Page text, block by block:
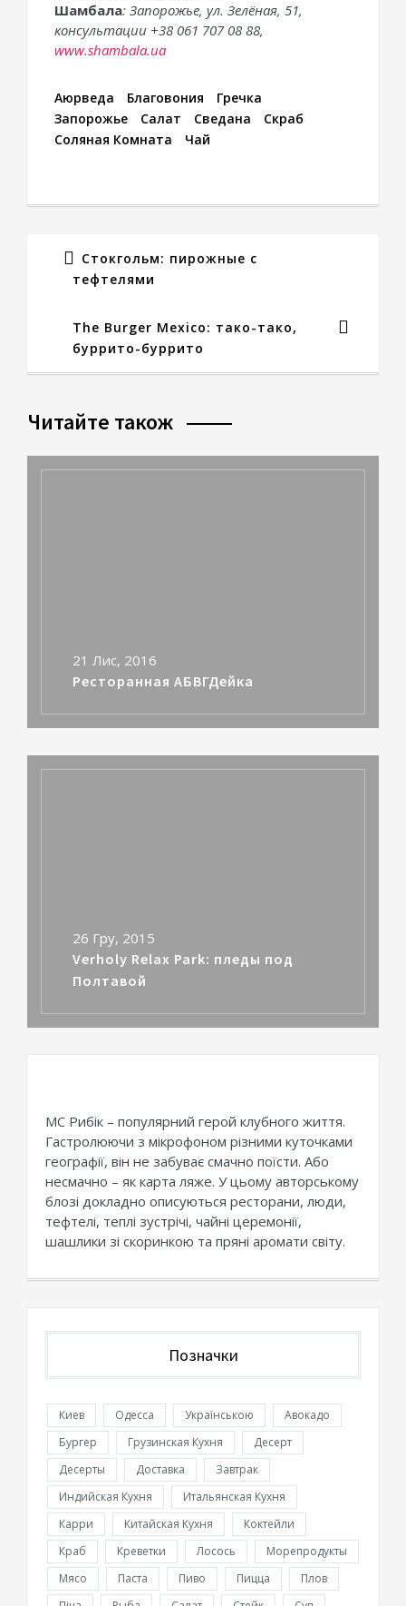
Шамбала: Запорожье, ул. Зелёная, 51,
консультации +38 061 707 08 88,
www.shambala.ua
Аюрведа Благовония
Гречка
Запорожье
Салат Сведана
Скраб
Соляная Комната
Чай
Стокгольм: пирожные с
тефтелями
The Burger Mexico: тако-тако,
буррито-буррито
Читайте також
21 Лис, 2016
Ресторанная АБВГДейка
26 Гру, 2015
Verholy Relax Park: пледы под
Полтавой
МС Рибік – популярний герой клубного життя.
Гастролюючи з мікрофоном різними куточками
географії, він не забуває смачно поїсти. Або
несмачно – як карта ляже. У цьому авторському
блозі докладно описуються ресторани, люди,
тефтелі, теплі зустрічі, чайні церемонії,
шашлики зі скоринкою та пряні аромати світу.
Позначки
Киев Одесса Українською
Авокадо
Бургер
Грузинская Кухня
Десерт
Десерты
Доставка
Завтрак
Индийская Кухня
Итальянская Кухня
Карри
Китайская Кухня
Коктейли
Краб
Креветки Лосось
Морепродукты
Мясо
Паста Пиво Пицца
Плов